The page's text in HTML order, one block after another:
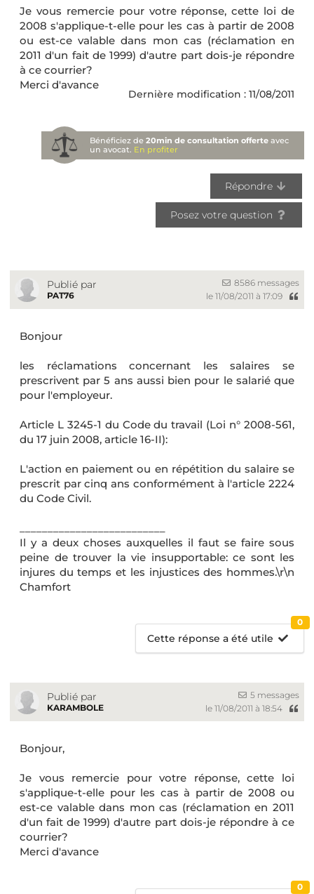
Je vous remercie pour votre réponse, cette loi de
2008 s'applique-t-elle pour les cas à partir de 2008
ou est-ce valable dans mon cas (réclamation en
2011 d'un fait de 1999) d'autre part dois-je répondre
à ce courrier?
Merci d'avance
Dernière modification : 11/08/2011
Bénéficiez de20min de consultation offerte avec
un avocat. En profiter
Répondre
Posez votre question
Publié par
PAT76
8586 messages
le 11/08/2011 à 17:09
Bonjour
les réclamations concernant les salaires se
prescrivent par 5 ans aussi bien pour le salarié que
pour l'employeur.
Article L 3245-1 du Code du travail (Loi n° 2008-561,
du 17 juin 2008, article 16-II):
L'action en paiement ou en répétition du salaire se
prescrit par cinq ans conformément à l'article 2224
du Code Civil.
Il y a deux choses auxquelles il faut se faire sous
peine de trouver la vie insupportable: ce sont les
injures du temps et les injustices des hommes.\r\n
Chamfort
Cette réponse a été utile
0
Publié par
KARAMBOLE
5 messages
le 11/08/2011 à 18:54
Bonjour,
Je vous remercie pour votre réponse, cette loi
s'applique-t-elle pour les cas à partir de 2008 ou
est-ce valable dans mon cas (réclamation en 2011
d'un fait de 1999) d'autre part dois-je répondre à ce
courrier?
Merci d'avance
0